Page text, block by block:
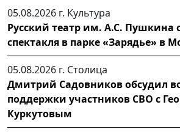
05.08.2026 г. Культура
Русский театр им. А.С. Пушкина
спектакля в парке «Зарядье» в
05.08.2026 г. Столица
Дмитрий Садовников обсудил
поддержки участников СВО с
Куркутовым